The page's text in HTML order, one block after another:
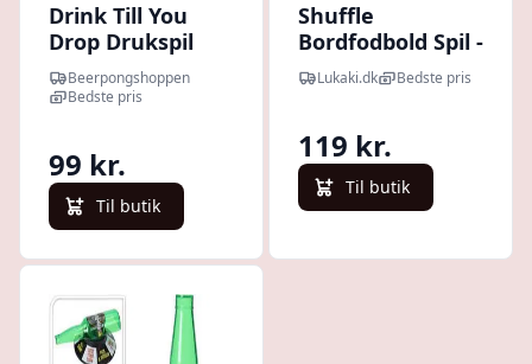
Drink Till You
Drop Drukspil
Beerpongshoppen
Bedste pris
99 kr.
Til butik
Shuffle
Bordfodbold Spil -
Football
Challenge
Lukaki.dk Bedste pris
119 kr.
Til butik